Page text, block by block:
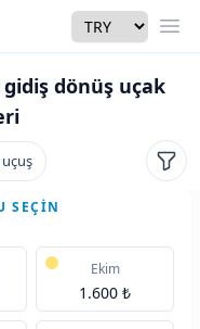
Currency
dönüş uçak
uçuş
SEÇIN
Ekim
1.600 ₺